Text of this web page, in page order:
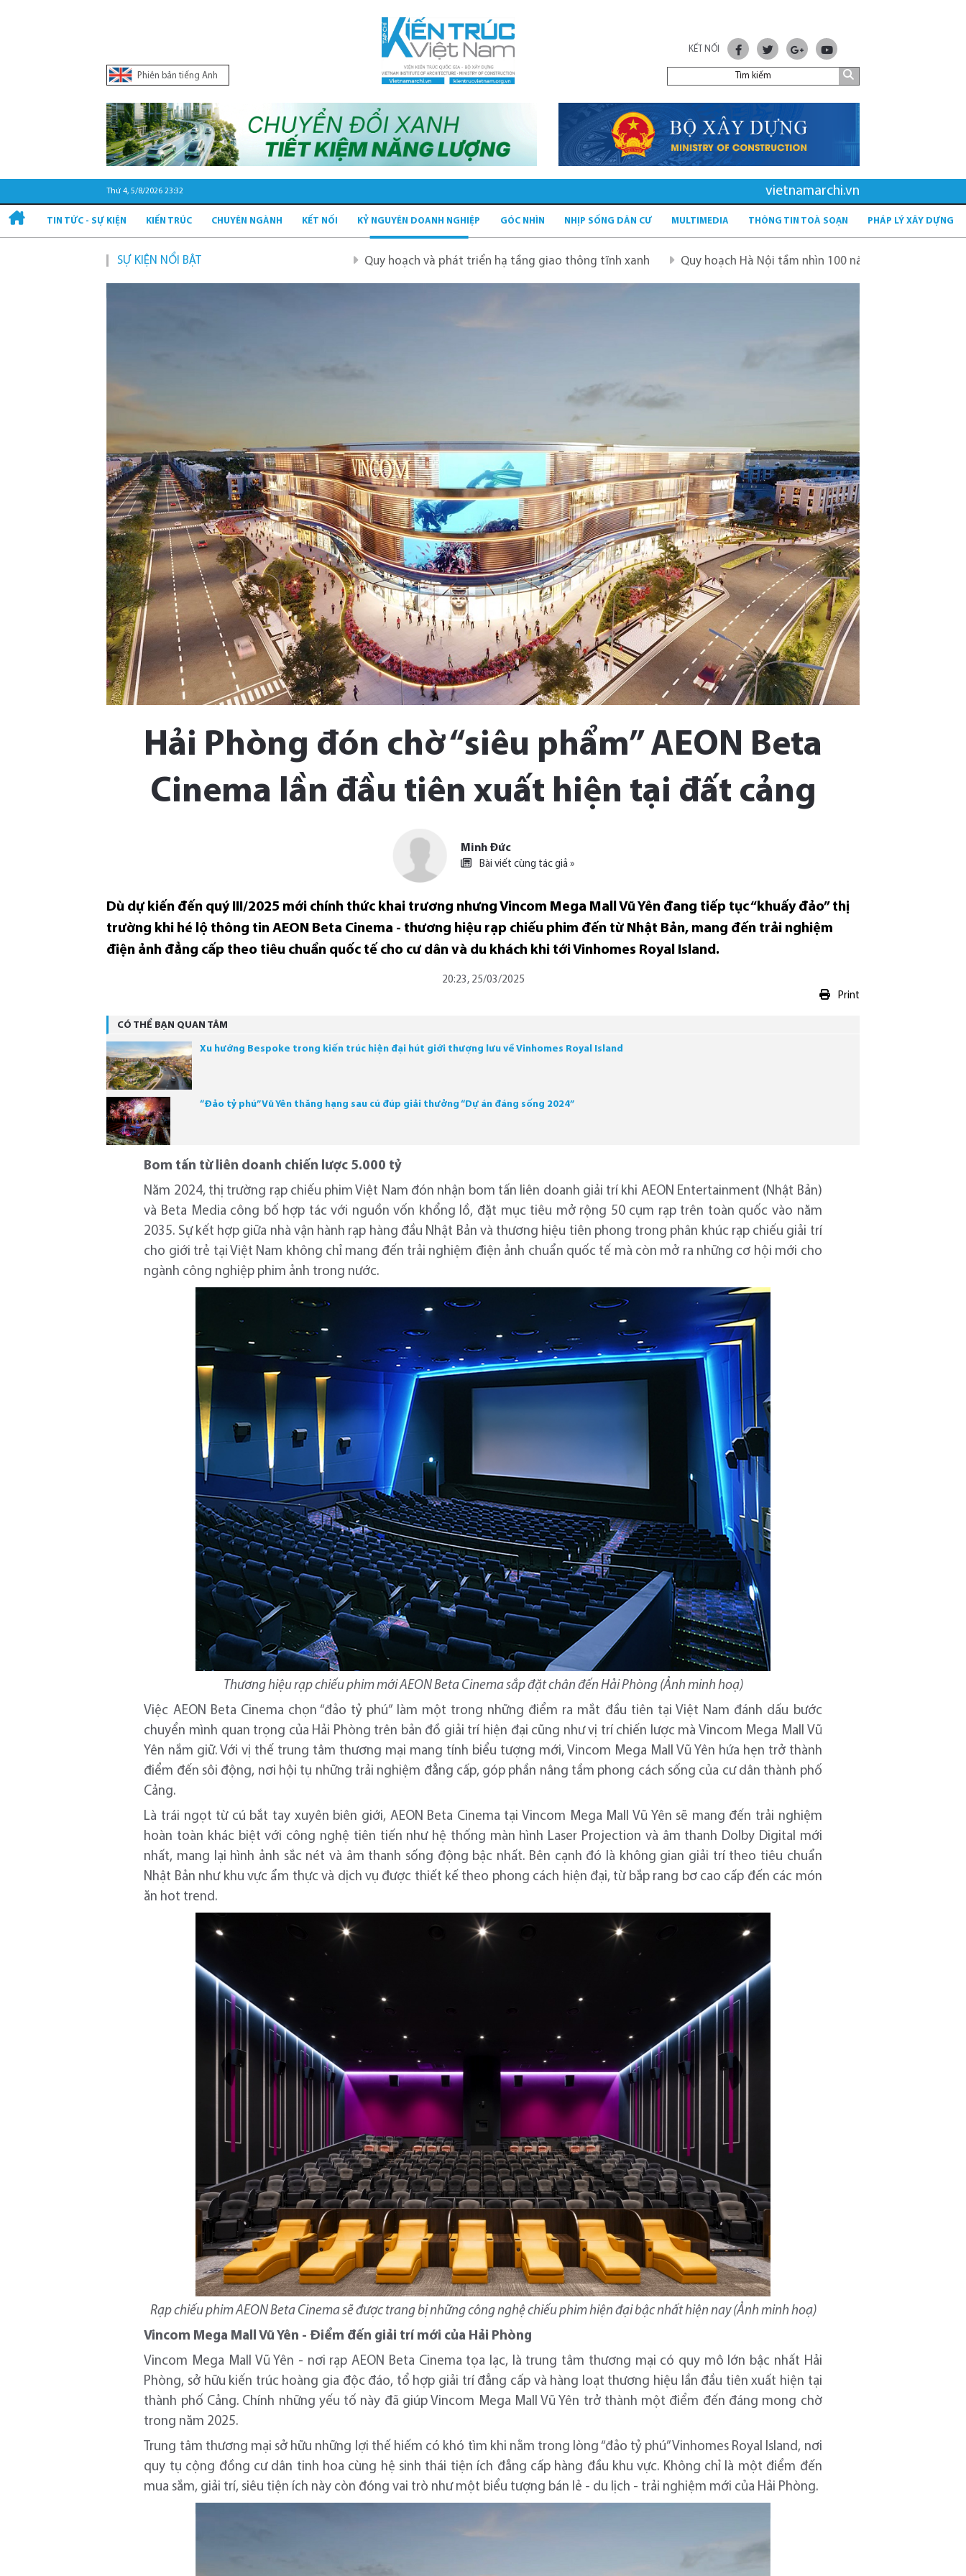
Phiên bản tiếng Anh
KẾT NỐI
Thứ 4, 5/8/2026 23:32 vietnamarchi.vn
TIN TỨC - SỰ KIỆN KIẾN TRÚC CHUYÊN NGÀNH KẾT NỐI KỶ NGUYÊN DOANH NGHIỆP GÓC NHÌN NHỊP SỐNG DÂN CƯ MULTIMEDIA THÔNG TIN TOÀ SOẠN PHÁP LÝ XÂY DỰNG
SỰ KIỆN NỔI BẬT Quy hoạch và phát triển hạ tầng giao thông tĩnh xanh Quy hoạch Hà Nội tầm nhìn 100 năm Quy hoạch mới sau sáp
Hải Phòng đón chờ “siêu phẩm” AEON Beta
Cinema lần đầu tiên xuất hiện tại đất cảng
Minh Đức
Bài viết cùng tác giả »
Dù dự kiến đến quý III/2025 mới chính thức khai trương nhưng Vincom Mega Mall Vũ Yên đang tiếp tục “khuấy đảo” thị
trường khi hé lộ thông tin AEON Beta Cinema - thương hiệu rạp chiếu phim đến từ Nhật Bản, mang đến trải nghiệm
điện ảnh đẳng cấp theo tiêu chuẩn quốc tế cho cư dân và du khách khi tới Vinhomes Royal Island.
20:23, 25/03/2025
Print
CÓ THỂ BẠN QUAN TÂM
Xu hướng Bespoke trong kiến trúc hiện đại hút giới thượng lưu về Vinhomes Royal Island
“Đảo tỷ phú” Vũ Yên thăng hạng sau cú đúp giải thưởng “Dự án đáng sống 2024”
Bom tấn từ liên doanh chiến lược 5.000 tỷ
Năm 2024, thị trường rạp chiếu phim Việt Nam đón nhận bom tấn liên doanh giải trí khi AEON Entertainment (Nhật Bản)
và Beta Media công bố hợp tác với nguồn vốn khổng lồ, đặt mục tiêu mở rộng 50 cụm rạp trên toàn quốc vào năm
2035. Sự kết hợp giữa nhà vận hành rạp hàng đầu Nhật Bản và thương hiệu tiên phong trong phân khúc rạp chiếu giải trí
cho giới trẻ tại Việt Nam không chỉ mang đến trải nghiệm điện ảnh chuẩn quốc tế mà còn mở ra những cơ hội mới cho
ngành công nghiệp phim ảnh trong nước.
Thương hiệu rạp chiếu phim mới AEON Beta Cinema sắp đặt chân đến Hải Phòng (Ảnh minh hoạ)
Việc AEON Beta Cinema chọn “đảo tỷ phú” làm một trong những điểm ra mắt đầu tiên tại Việt Nam đánh dấu bước
chuyển mình quan trọng của Hải Phòng trên bản đồ giải trí hiện đại cũng như vị trí chiến lược mà Vincom Mega Mall Vũ
Yên nắm giữ. Với vị thế trung tâm thương mại mang tính biểu tượng mới, Vincom Mega Mall Vũ Yên hứa hẹn trở thành
điểm đến sôi động, nơi hội tụ những trải nghiệm đẳng cấp, góp phần nâng tầm phong cách sống của cư dân thành phố
Cảng.
Là trái ngọt từ cú bắt tay xuyên biên giới, AEON Beta Cinema tại Vincom Mega Mall Vũ Yên sẽ mang đến trải nghiệm
hoàn toàn khác biệt với công nghệ tiên tiến như hệ thống màn hình Laser Projection và âm thanh Dolby Digital mới
nhất, mang lại hình ảnh sắc nét và âm thanh sống động bậc nhất. Bên cạnh đó là không gian giải trí theo tiêu chuẩn
Nhật Bản như khu vực ẩm thực và dịch vụ được thiết kế theo phong cách hiện đại, từ bắp rang bơ cao cấp đến các món
ăn hot trend.
Rạp chiếu phim AEON Beta Cinema sẽ được trang bị những công nghệ chiếu phim hiện đại bậc nhất hiện nay (Ảnh minh hoạ)
Vincom Mega Mall Vũ Yên - Điểm đến giải trí mới của Hải Phòng
Vincom Mega Mall Vũ Yên - nơi rạp AEON Beta Cinema tọa lạc, là trung tâm thương mại có quy mô lớn bậc nhất Hải
Phòng, sở hữu kiến trúc hoàng gia độc đáo, tổ hợp giải trí đẳng cấp và hàng loạt thương hiệu lần đầu tiên xuất hiện tại
thành phố Cảng. Chính những yếu tố này đã giúp Vincom Mega Mall Vũ Yên trở thành một điểm đến đáng mong chờ
trong năm 2025.
Trung tâm thương mại sở hữu những lợi thế hiếm có khó tìm khi nằm trong lòng “đảo tỷ phú” Vinhomes Royal Island, nơi
quy tụ cộng đồng cư dân tinh hoa cùng hệ sinh thái tiện ích đẳng cấp hàng đầu khu vực. Không chỉ là một điểm đến
mua sắm, giải trí, siêu tiện ích này còn đóng vai trò như một biểu tượng bán lẻ - du lịch - trải nghiệm mới của Hải Phòng.